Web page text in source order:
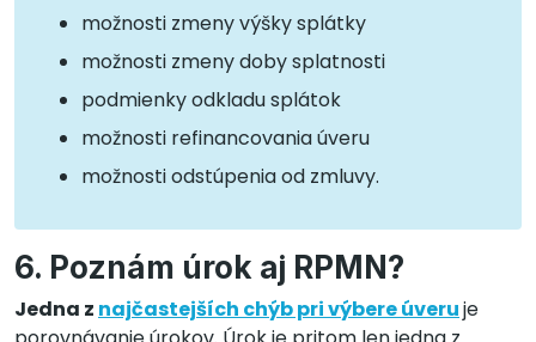
možnosti zmeny výšky splátky
možnosti zmeny doby splatnosti
podmienky odkladu splátok
možnosti refinancovania úveru
možnosti odstúpenia od zmluvy.
​6. Poznám úrok aj RPMN?
Jedna z najčastejších chýb pri výbere úveruje